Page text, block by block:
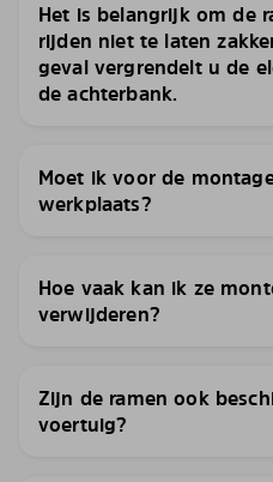
Het is belangrijk om de
rijden niet te laten
geval vergrendelt u de
de achterbank.
Moet ik voor de
werkplaats?
Hoe vaak kan ik ze
verwijderen?
Zijn de ramen ook
voertuig?